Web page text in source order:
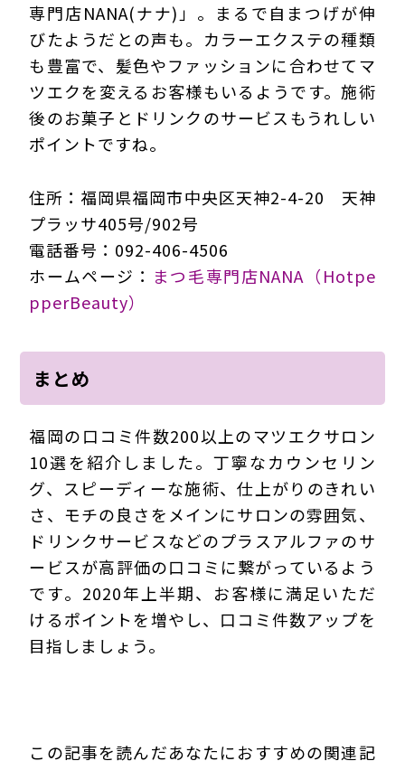
専門店NANA(ナナ)」。まるで自まつげが伸
びたようだとの声も。カラーエクステの種類
も豊富で、髪色やファッションに合わせてマ
ツエクを変えるお客様もいるようです。施術
後のお菓子とドリンクのサービスもうれしい
ポイントですね。
住所：福岡県福岡市中央区天神2-4-20 天神
プラッサ405号/902号
電話番号：092-406-4506
ホームページ： まつ毛専門店NANA（Hotpe
pperBeauty）
まとめ
福岡の口コミ件数200以上のマツエクサロン
10選を紹介しました。丁寧なカウンセリン
グ、スピーディーな施術、仕上がりのきれい
さ、モチの良さをメインにサロンの雰囲気、
ドリンクサービスなどのプラスアルファのサ
ービスが高評価の口コミに繋がっているよう
です。2020年上半期、お客様に満足いただ
けるポイントを増やし、口コミ件数アップを
目指しましょう。
この記事を読んだあなたにおすすめの関連記